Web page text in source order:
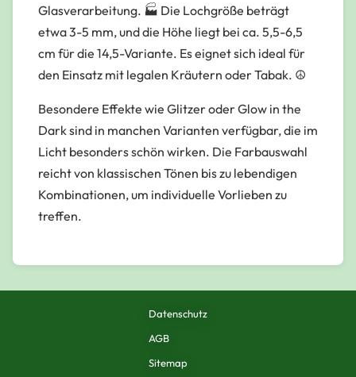
Glasverarbeitung. 🏭 Die Lochgröße beträgt
etwa 3-5 mm, und die Höhe liegt bei ca. 5,5-6,5
cm für die 14,5-Variante. Es eignet sich ideal für
den Einsatz mit legalen Kräutern oder Tabak. ☮️
Besondere Effekte wie Glitzer oder Glow in the
Dark sind in manchen Varianten verfügbar, die im
Licht besonders schön wirken. Die Farbauswahl
reicht von klassischen Tönen bis zu lebendigen
Kombinationen, um individuelle Vorlieben zu
treffen.
Datenschutz
AGB
Sitemap